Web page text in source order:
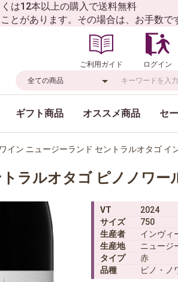
は12本以上の購入で送料無料
があります。その場合は、お手数で
ご利用ガイド ログイン
ギフト商品 オススメ商品 セ
イン ニュージーランド セントラルオタゴ イ
トラルオタゴ ピノノワ
VT
2024
サイズ
750
生産者
インヴィ
生産地
ニュージ
タイプ
赤
品種
ピノ・ノ